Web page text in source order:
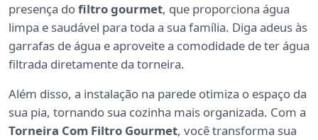
presença dofiltro gourmet, que proporciona água
limpa e saudável para toda a sua família. Diga adeus às
garrafas de água e aproveite a comodidade de ter água
filtrada diretamente da torneira.
Além disso, a instalação na parede otimiza o espaço da
sua pia, tornando sua cozinha mais organizada. Com a
Torneira Com Filtro Gourmet, você transforma sua